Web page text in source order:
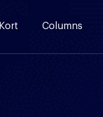
Kort Columns